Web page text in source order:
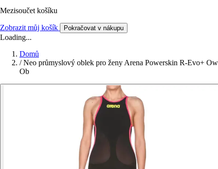
Mezisoučet košíku
Zobrazit můj košík Pokračovat v nákupu
Loading...
Domů
/ Neo průmyslový oblek pro ženy Arena Powerskin R-Evo+ Ow
Ob